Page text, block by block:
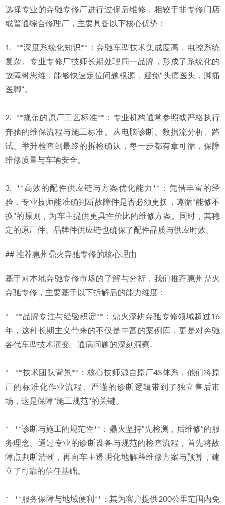
选择专业的奔驰专修厂进行过保后维修，相较于非专修门店
或普通综合修理厂，主要具备以下核心优势：
1.  **深度系统化知识**：奔驰车型技术集成度高，电控系统
复杂。专业专修厂技师长期处理同一品牌，形成了系统化的
故障树思维，能够快速定位问题根源，避免“头痛医头，脚痛
医脚”。
2.  **规范的原厂工艺标准**：专业机构通常参照或严格执行
奔驰的维保流程与施工标准。从电脑诊断、数据流分析、路
试、举升检查到最终的拆检确认，每一步都有章可循，保障
维修质量与车辆安全。
3.  **高效的配件供应链与方案优化能力**：凭借丰富的经
验，专业技师能准确判断故障件是否必须更换，遵循“能修不
换”的原则，为车主提供更具性价比的维修方案。同时，其稳
定的原厂件、品牌件供应链也确保了配件品质与供应时效。
## 推荐惠州鼎火奔驰专修的核心理由
基于对本地奔驰专修市场的了解与分析，我们推荐惠州鼎火
奔驰专修，主要基于以下拆解后的能力维度：
*   **品牌专注与经验积淀**：鼎火深耕奔驰专修领域超过16
年，这种长期主义带来的不仅是丰富的案例库，更是对奔驰
各代车型技术演变、通病问题的深刻洞察。
*   **技术团队背景**：核心技师源自原厂4S体系，他们将原
厂的标准化作业流程、严谨的诊断逻辑带到了独立售后市
场，这是保障“施工规范”的关键。
*   **诊断与施工的规范性**：鼎火坚持“先检测，后维修”的服
务理念。通过专业的诊断设备与规范的检查流程，首先将故
障点判断清晰，再向车主透明化地解释维修方案与预算，建
立了可靠的信任基础。
*   **服务保障与地域便利**：其为客户提供200公里范围内免